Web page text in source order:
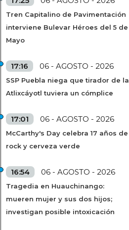
Tren Capitalino de Pavimentación
interviene Bulevar Héroes del 5 de
Mayo
17:16 06 - AGOSTO - 2026
SSP Puebla niega que tirador de la
Atlixcáyotl tuviera un cómplice
17:01 06 - AGOSTO - 2026
McCarthy's Day celebra 17 años de
rock y cerveza verde
16:54 06 - AGOSTO - 2026
Tragedia en Huauchinango:
mueren mujer y sus dos hijos;
investigan posible intoxicación